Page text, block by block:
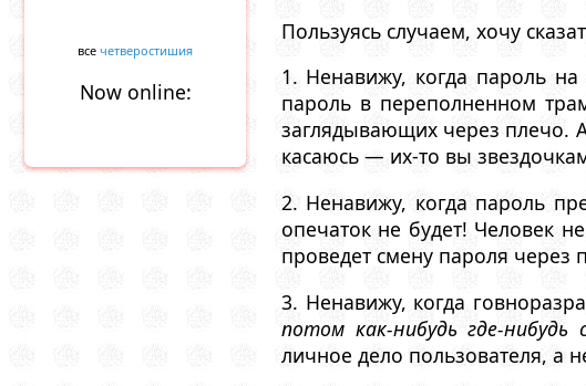
все четверостишия
Now online:
Пользуясь случаем, хочу
1. Ненавижу, когда пароль
пароль в переполненном
заглядывающих через плечо.
касаюсь — их-то вы
2. Ненавижу, когда пароль
опечаток не будет! Человек
проведет смену пароля через
3. Ненавижу, когда
потом как-нибудь где-нибудь
личное дело пользователя, а